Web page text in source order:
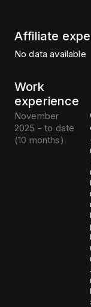
Affiliate
No data available
Work
experience
November
2025 - to date
(10 months)